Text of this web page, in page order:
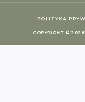
COPYRIGHT © 2026
POLITYKA